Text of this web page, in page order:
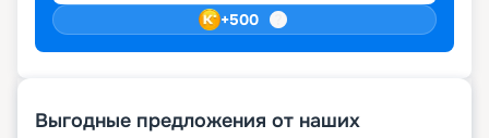
+500
Выгодные предложения от наших